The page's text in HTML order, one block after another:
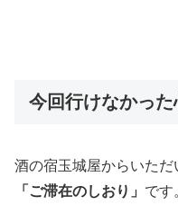
今回行けなかっ
酒の宿玉城屋からいただ
「ご滞在のしおり」 です